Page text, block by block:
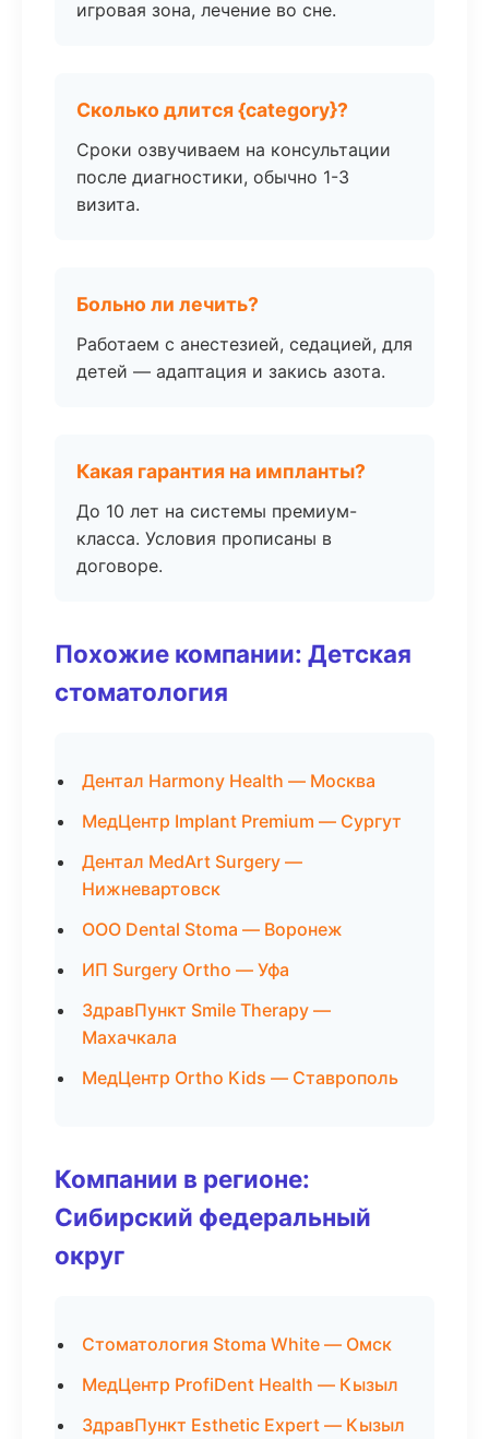
игровая зона, лечение во сне.
Сколько длится {category}?
Сроки озвучиваем на консультации
после диагностики, обычно 1-3
визита.
Больно ли лечить?
Работаем с анестезией, седацией, для
детей — адаптация и закись азота.
Какая гарантия на импланты?
До 10 лет на системы премиум-
класса. Условия прописаны в
договоре.
Похожие компании: Детская
стоматология
Дентал Harmony Health — Москва
МедЦентр Implant Premium — Сургут
Дентал MedArt Surgery —
Нижневартовск
ООО Dental Stoma — Воронеж
ИП Surgery Ortho — Уфа
ЗдравПункт Smile Therapy —
Махачкала
МедЦентр Ortho Kids — Ставрополь
Компании в регионе:
Сибирский федеральный
округ
Стоматология Stoma White — Омск
МедЦентр ProfiDent Health — Кызыл
ЗдравПункт Esthetic Expert — Кызыл